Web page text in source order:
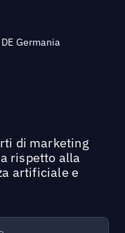
Germania
di marketing
rispetto alla
artificiale e